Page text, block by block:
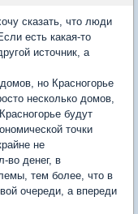
сказать, что люди
есть какая-то
источник, а
но Красногорье
несколько домов,
будут
точки
не
во денег, в
тем более, что в
очереди, а впереди